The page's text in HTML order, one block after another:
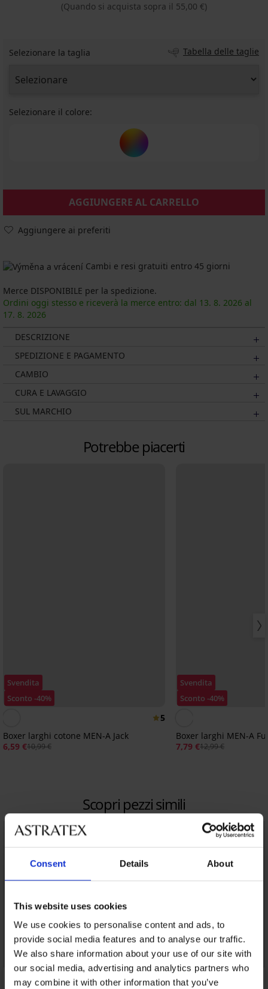
Consent Details About
This website uses cookies
We use cookies to personalise content and ads, to
provide social media features and to analyse our traffic.
We also share information about your use of our site with
our social media, advertising and analytics partners who
may combine it with other information that you’ve
(Quando si acquista sopra il 55,00 €)
Selezionare la taglia Tabella delle taglie
Selezionare il colore:
AGGIUNGERE AL CARRELLO
Aggiungere ai preferiti
Cambi e resi gratuiti entro 45 giorni
Merce DISPONIBILE per la spedizione.
Ordini oggi stesso e riceverà la merce entro: dal 13. 8. 2026 al
17. 8. 2026
DESCRIZIONE
SPEDIZIONE E PAGAMENTO
CAMBIO
CURA E LAVAGGIO
SUL MARCHIO
Potrebbe piacerti
Svendita
Sconto -40%
5
Boxer larghi cotone MEN-A Jack
6,59 €10,99 €
Svendita
Sconto -40%
Boxer larghi MEN-A
7,79 €12,99 €
Scopri pezzi simili
LIMITED